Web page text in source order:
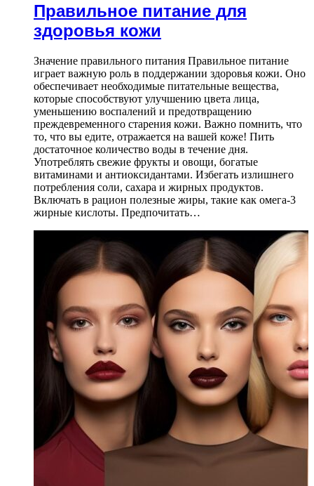
Правильное питание для
здоровья кожи
Значение правильного питания Правильное питание
играет важную роль в поддержании здоровья кожи. Оно
обеспечивает необходимые питательные вещества,
которые способствуют улучшению цвета лица,
уменьшению воспалений и предотвращению
преждевременного старения кожи. Важно помнить, что
то, что вы едите, отражается на вашей коже! Пить
достаточное количество воды в течение дня.
Употреблять свежие фрукты и овощи, богатые
витаминами и антиоксидантами. Избегать излишнего
потребления соли, сахара и жирных продуктов.
Включать в рацион полезные жиры, такие как омега-3
жирные кислоты. Предпочитать…